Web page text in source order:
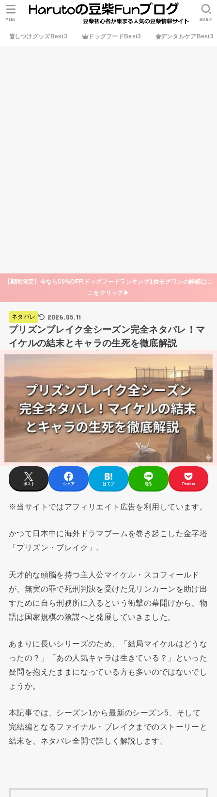
しつけグッズBest3 ドッグフードBest3 デンタルケアBest3
SEARCH
MENU
【期間限定】今なら50%OFF!ドッグフードランキング1位モグワンの詳細はこ
こをクリック▶
ネタバレ 2026.05.11
プリズンブレイク全シーズン完全ネタバレ！マ
イケルの結末とキャラの生死を徹底解説
ポスト シェア はてブ 送る Pocket
※当サイトではアフィリエイト広告を利用しています。
かつて日本中に海外ドラマブームを巻き起こした金字塔
「プリズン・ブレイク」。
天才的な頭脳を持つ主人公マイケル・スコフィールド
が、無実の罪で死刑判決を受けた兄リンカーンを助け出
すために自ら刑務所に入るという衝撃の幕開けから、物
語は国家規模の陰謀へと発展していきました。
あまりに長いシリーズのため、「結局マイケルはどうな
ったの？」「あの人気キャラは生きている？」といった
疑問を抱えたままになっている方も多いのではないでし
ょうか。
本記事では、シーズン1から最新のシーズン5、そして
完結編となるファイナル・ブレイクまでのストーリーと
結末を、ネタバレ全開で詳しく解説します。